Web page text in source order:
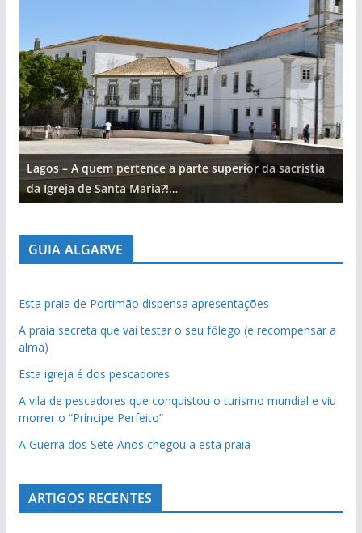
Lagos – A quem pertence a parte superior da sacristia
da Igreja de Santa Maria?!…
GUIA ALGARVE
Esta praia de Portimão dispensa apresentações
A praia secreta que vai testar o seu fôlego (e recompensar a
alma)
Esta igreja é dos pescadores
A vila de pescadores que conquistou o turismo mundial e viu
morrer o “Príncipe Perfeito”
A Guerra dos Sete Anos chegou a esta praia
ARTIGOS RECENTES